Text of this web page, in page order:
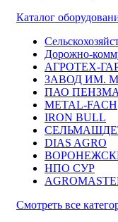
Каталог
Дорожно-
АГРОТЕХ-
ЗАВОД ИМ.
ПАО
METAL-FACH
IRON BULL
DIAS AGRO
НПО СУР
Смотреть все